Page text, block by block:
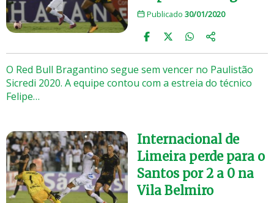
Publicado 30/01/2020
O Red Bull Bragantino segue sem vencer no Paulistão
Sicredi 2020. A equipe contou com a estreia do técnico
Felipe…
Internacional de
Limeira perde para o
Santos por 2 a 0 na
Vila Belmiro